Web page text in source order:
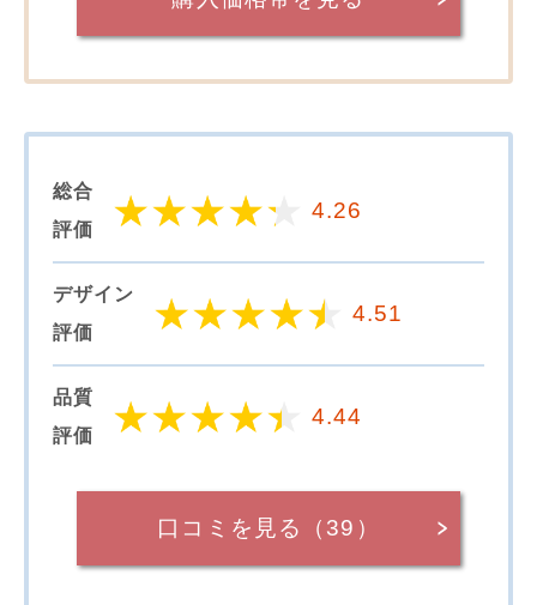
総合
評価
4.26
デザイン
評価
4.51
品質
評価
4.44
口コミを見る（39）